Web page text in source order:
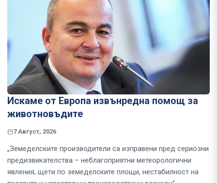
Искаме от Европа извънредна помощ за
животновъдите
7 Август, 2026
„Земеделските производители са изправени пред сериозни
предизвикателства – неблагоприятни метеорологични
явления, щети по земеделските площи, нестабилност на